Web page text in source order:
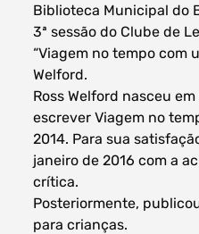
data
Biblioteca Municipal do
3ª sessão do Clube de
“Viagem no tempo com
Welford.
Ross Welford nasceu
escrever Viagem no
2014. Para sua
janeiro de 2016 com a
crítica.
Posteriormente,
para crianças.